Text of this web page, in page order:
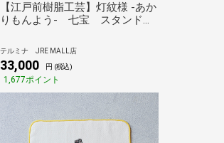
【江戸前樹脂工芸】灯紋様 -あか
りもんよう- 七宝 スタンドラ
テルミナ JRE MALL店
33,000 円 (税込)
1,677ポイント